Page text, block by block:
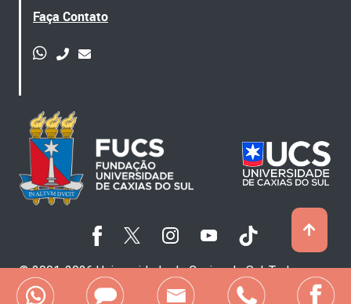
Faça Contato
© 2001-2026 Universidade de Caxias do Sul. Todos os
direitos reservados